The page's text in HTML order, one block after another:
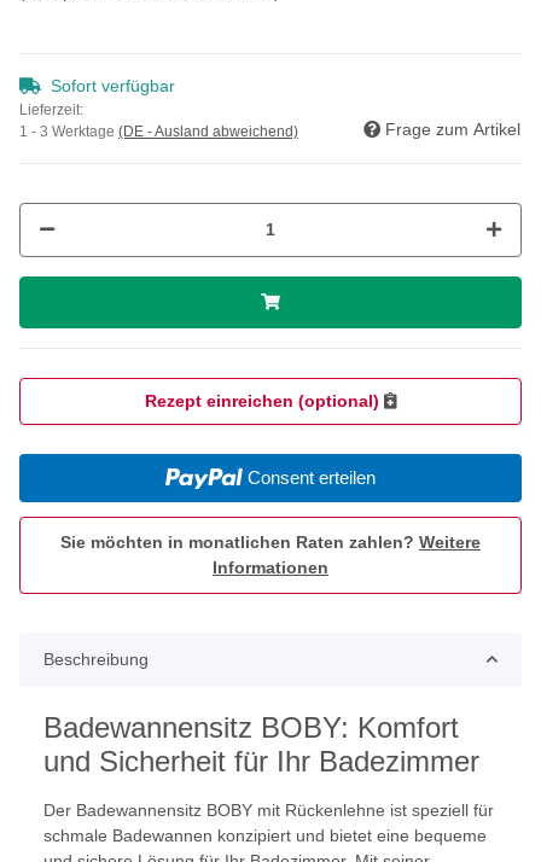
Sofort verfügbar
Lieferzeit:
1 - 3 Werktage (DE - Ausland abweichend) Frage zum Artikel
Rezept einreichen (optional)
Consent erteilen
Sie möchten in monatlichen Raten zahlen? Weitere
Informationen
Beschreibung
Badewannensitz BOBY: Komfort
und Sicherheit für Ihr Badezimmer
Der Badewannensitz BOBY mit Rückenlehne ist speziell für
schmale Badewannen konzipiert und bietet eine bequeme